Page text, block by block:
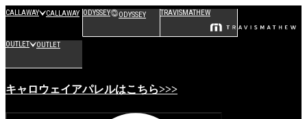
CALLAWAY CALLAWAY ODYSSEY ODYSSEY TRAVISMATHEW
OUTLET OUTLET
キャロウェイアパレルはこちら>>>